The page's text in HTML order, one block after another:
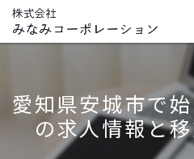
愛知県安城市で
の求人情報と